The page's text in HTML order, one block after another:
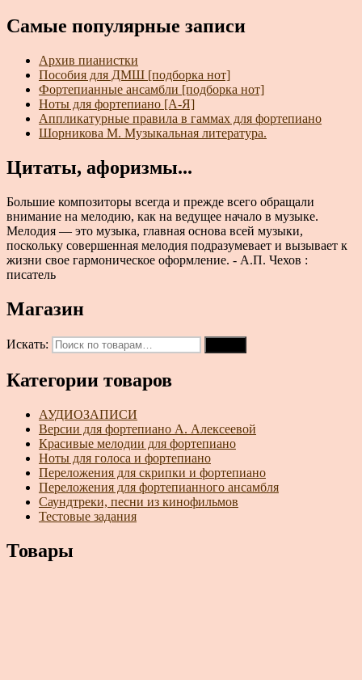
Самые популярные записи
Архив пианистки
Пособия для ДМШ [подборка нот]
Фортепианные ансамбли [подборка нот]
Ноты для фортепиано [А-Я]
Аппликатурные правила в гаммах для фортепиано
Шорникова М. Музыкальная литература.
Цитаты, афоризмы...
Большие композиторы всегда и прежде всего обращали
внимание на мелодию, как на ведущее начало в музыке.
Мелодия — это музыка, главная основа всей музыки,
поскольку совершенная мелодия подразумевает и вызывает к
жизни свое гармоническое оформление. - А.П. Чехов :
писатель
Магазин
Искать:
Категории товаров
АУДИОЗАПИСИ
Версии для фортепиано А. Алексеевой
Красивые мелодии для фортепиано
Ноты для голоса и фортепиано
Переложения для скрипки и фортепиано
Переложения для фортепианного ансамбля
Саундтреки, песни из кинофильмов
Тестовые задания
Товары